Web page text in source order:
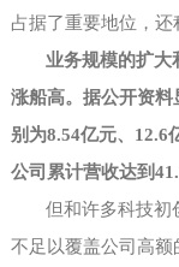
占据了重要地位，还
业务规模的扩大
涨船高。据公开资料
别为8.54亿元、12.6
公司累计营收达到
但和许多科技初
不足以覆盖公司高额